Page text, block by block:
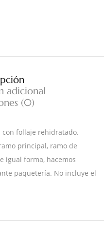
adicional
(0)
con follaje rehidratado.
principal, ramo de
igual forma, hacemos
paquetería. No incluye el